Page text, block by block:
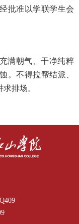
批准以学联学生会
满朝气、干净纯粹
。不得拉帮结派、
排场。